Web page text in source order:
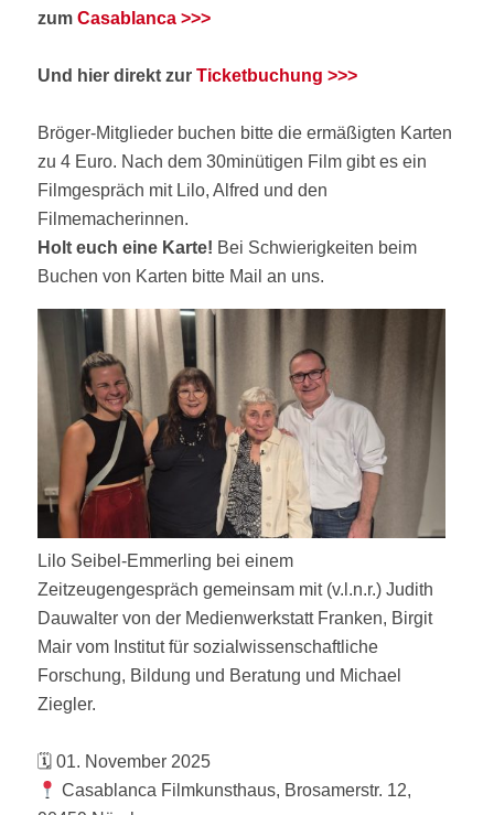
zumCasablanca >>>
Und hier direkt zurTicketbuchung >>>
Bröger-Mitglieder buchen bitte die ermäßigten Karten
zu 4 Euro. Nach dem 30minütigen Film gibt es ein
Filmgespräch mit Lilo, Alfred und den
Filmemacherinnen.
Holt euch eine Karte! Bei Schwierigkeiten beim
Buchen von Karten bitte Mail an uns.
Lilo Seibel-Emmerling bei einem
Zeitzeugengespräch gemeinsam mit (v.l.n.r.) Judith
Dauwalter von der Medienwerkstatt Franken, Birgit
Mair vom Institut für sozialwissenschaftliche
Forschung, Bildung und Beratung und Michael
Ziegler.
🗓 01. November 2025
Casablanca Filmkunsthaus, Brosamerstr. 12,